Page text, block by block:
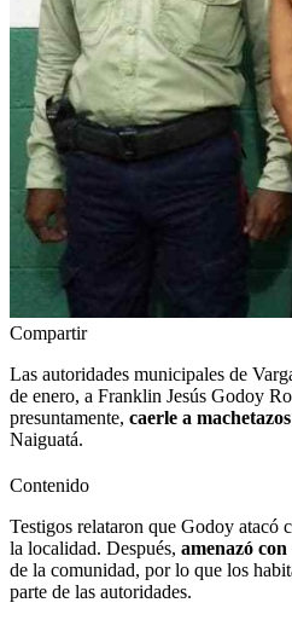
Compartir
Las autoridades municipales de
de enero, a Franklin Jesús Godoy
presuntamente, caerle a
Naiguatá.
Contenido
Testigos relataron que Godoy atacó
la localidad. Después, amenazó
de la comunidad, por lo que los
parte de las autoridades.